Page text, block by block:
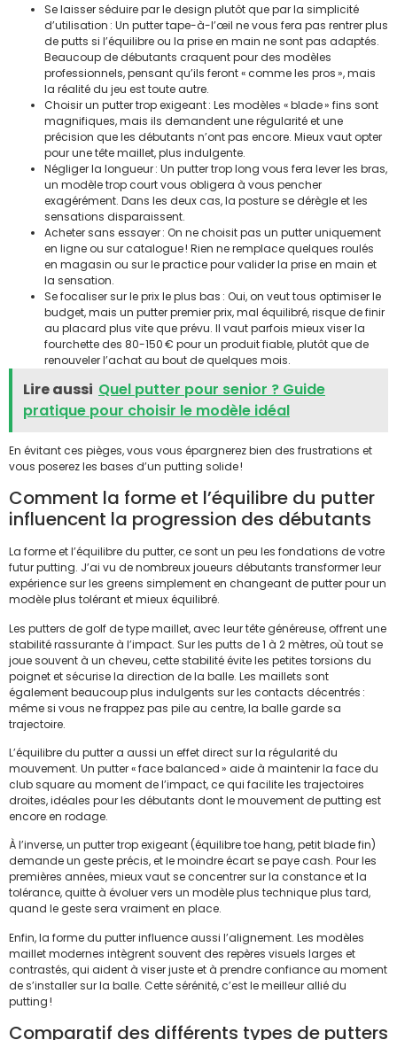
Se laisser séduire par le design plutôt que par la simplicité
d’utilisation : Un putter tape-à-l’œil ne vous fera pas rentrer plus
de putts si l’équilibre ou la prise en main ne sont pas adaptés.
Beaucoup de débutants craquent pour des modèles
professionnels, pensant qu’ils feront « comme les pros », mais
la réalité du jeu est toute autre.
Choisir un putter trop exigeant : Les modèles « blade » fins sont
magnifiques, mais ils demandent une régularité et une
précision que les débutants n’ont pas encore. Mieux vaut opter
pour une tête maillet, plus indulgente.
Négliger la longueur : Un putter trop long vous fera lever les bras,
un modèle trop court vous obligera à vous pencher
exagérément. Dans les deux cas, la posture se dérègle et les
sensations disparaissent.
Acheter sans essayer : On ne choisit pas un putter uniquement
en ligne ou sur catalogue ! Rien ne remplace quelques roulés
en magasin ou sur le practice pour valider la prise en main et
la sensation.
Se focaliser sur le prix le plus bas : Oui, on veut tous optimiser le
budget, mais un putter premier prix, mal équilibré, risque de finir
au placard plus vite que prévu. Il vaut parfois mieux viser la
fourchette des 80-150 € pour un produit fiable, plutôt que de
renouveler l’achat au bout de quelques mois.
Lire aussi Quel putter pour senior ? Guide
pratique pour choisir le modèle idéal
En évitant ces pièges, vous vous épargnerez bien des frustrations et
vous poserez les bases d’un putting solide !
Comment la forme et l’équilibre du putter
influencent la progression des débutants
La forme et l’équilibre du putter, ce sont un peu les fondations de votre
futur putting. J’ai vu de nombreux joueurs débutants transformer leur
expérience sur les greens simplement en changeant de putter pour un
modèle plus tolérant et mieux équilibré.
Les putters de golf de type maillet, avec leur tête généreuse, offrent une
stabilité rassurante à l’impact. Sur les putts de 1 à 2 mètres, où tout se
joue souvent à un cheveu, cette stabilité évite les petites torsions du
poignet et sécurise la direction de la balle. Les maillets sont
également beaucoup plus indulgents sur les contacts décentrés :
même si vous ne frappez pas pile au centre, la balle garde sa
trajectoire.
L’équilibre du putter a aussi un effet direct sur la régularité du
mouvement. Un putter « face balanced » aide à maintenir la face du
club square au moment de l’impact, ce qui facilite les trajectoires
droites, idéales pour les débutants dont le mouvement de putting est
encore en rodage.
À l’inverse, un putter trop exigeant (équilibre toe hang, petit blade fin)
demande un geste précis, et le moindre écart se paye cash. Pour les
premières années, mieux vaut se concentrer sur la constance et la
tolérance, quitte à évoluer vers un modèle plus technique plus tard,
quand le geste sera vraiment en place.
Enfin, la forme du putter influence aussi l’alignement. Les modèles
maillet modernes intègrent souvent des repères visuels larges et
contrastés, qui aident à viser juste et à prendre confiance au moment
de s’installer sur la balle. Cette sérénité, c’est le meilleur allié du
putting !
Comparatif des différents types de putters